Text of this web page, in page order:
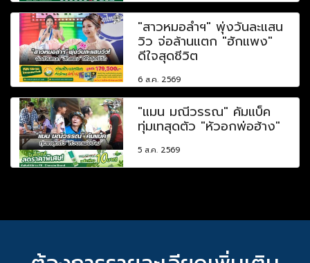
"สาวหมอลำฯ" พุ่งวันละแสน
วิว จ่อล้านแตก "ฮักแพง"
ดีใจสุดชีวิต
6 ส.ค. 2569
"แมน มณีวรรณ" คัมแบ็ค
ทุ่มเทสุดตัว "หัวอกพ่อฮ้าง"
5 ส.ค. 2569